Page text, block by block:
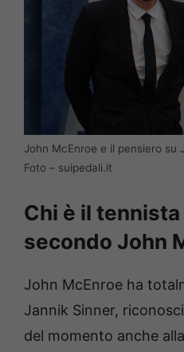
John McEnroe e il pensiero su
Foto – suipedali.it
Chi è il
secondo John
John McEnroe ha
Jannik Sinner,
del momento anche